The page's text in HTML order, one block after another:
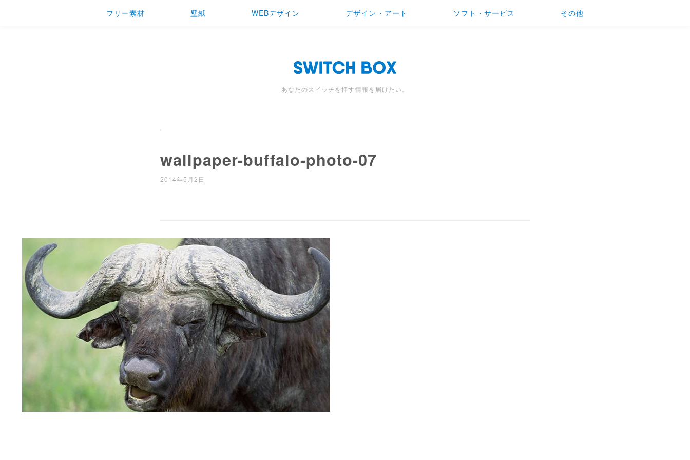
フリー素材 壁紙 WEBデザイン デザイン・アート ソフト・サービス その他
あなたのスイッチを押す情報を届けたい。
wallpaper-buffalo-photo-07
2014年5月2日